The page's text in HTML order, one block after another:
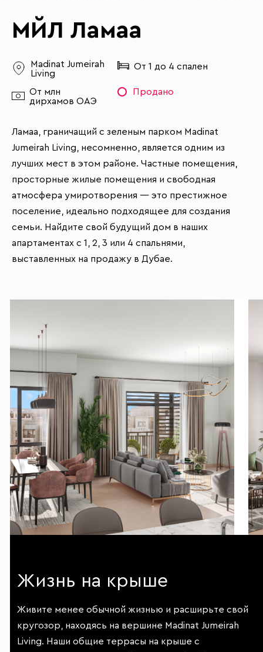
МЙЛ Ламаа
Madinat Jumeirah
Living
От 1 до 4 спален
От млн
дирхамов ОАЭ
Продано
Ламаа, граничащий с зеленым парком Madinat
Jumeirah Living, несомненно, является одним из
лучших мест в этом районе. Частные помещения,
просторные жилые помещения и свободная
атмосфера умиротворения — это престижное
поселение, идеально подходящее для создания
семьи. Найдите свой будущий дом в наших
апартаментах с 1, 2, 3 или 4 спальнями,
выставленных на продажу в Дубае.
Жизнь на крыше
Живите менее обычной жизнью и расширьте свой
кругозор, находясь на вершине Madinat Jumeirah
Living. Наши общие террасы на крыше с